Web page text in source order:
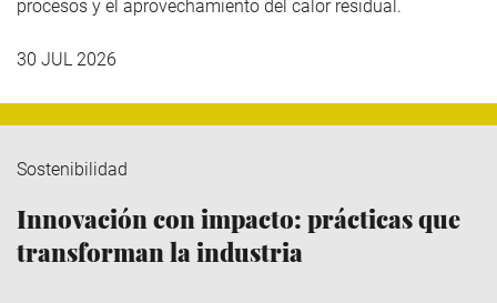
procesos y el aprovechamiento del calor residual.
30 JUL 2026
Sostenibilidad
Innovación con impacto: prácticas que
transforman la industria